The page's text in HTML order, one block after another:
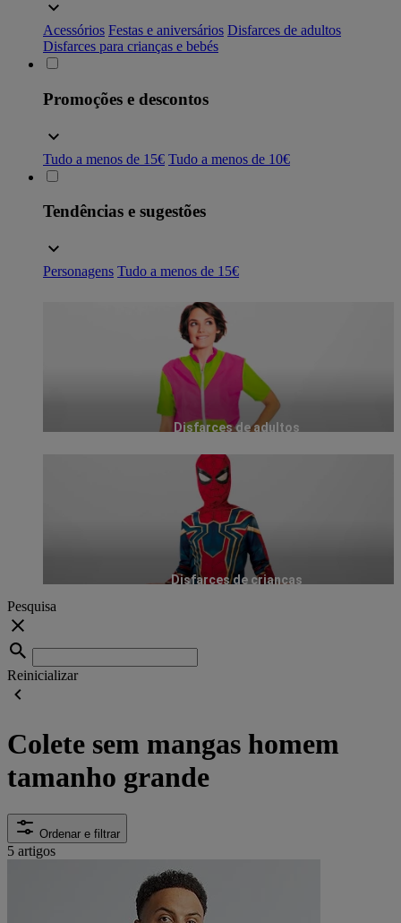
Acessórios Festas e aniversários Disfarces de adultos
Disfarces para crianças e bebés
Promoções e descontos
Tudo a menos de 15€ Tudo a menos de 10€
Tendências e sugestões
Personagens Tudo a menos de 15€
Disfarces de adultos
Disfarces de crianças
Pesquisa
Reinicializar
Colete sem mangas homem
tamanho grande
Ordenar e filtrar
5 artigos